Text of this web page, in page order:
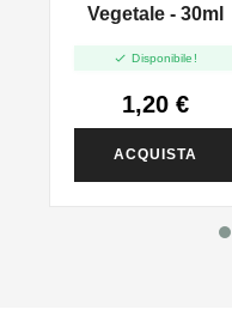
Vegetale - 30ml
 Disponibile!
1,20 €
ACQUISTA